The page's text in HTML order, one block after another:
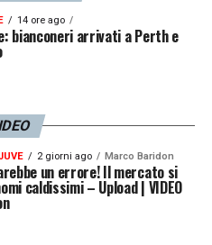
14 ore ago
bianconeri arrivati a Perth e
2 giorni ago Marco Baridon
un errore! Il mercato si
caldissimi – Upload | VIDEO